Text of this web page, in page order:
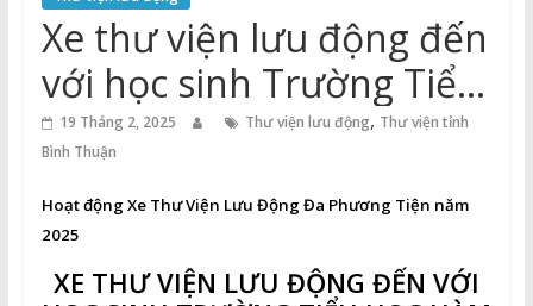
Thuận
Vào
Tri
Thức
Xe thư viện lưu động đến
với học sinh Trường Tiểu
học Hàm Liêm
19 Tháng 2, 2025 Thư viện lưu động, Thư viện tỉnh
Bình Thuận
Hoạt động Xe Thư Viện Lưu Động Đa Phương Tiện năm
2025
XE THƯ VIỆN LƯU ĐỘNG ĐẾN VỚI